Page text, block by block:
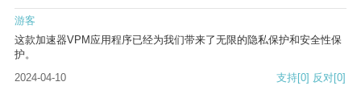
游客
这款加速器VPM应用程序已经为我们带来了无限的隐私保护和安全性保
护。
2024-04-10
支持[0] 反对[0]